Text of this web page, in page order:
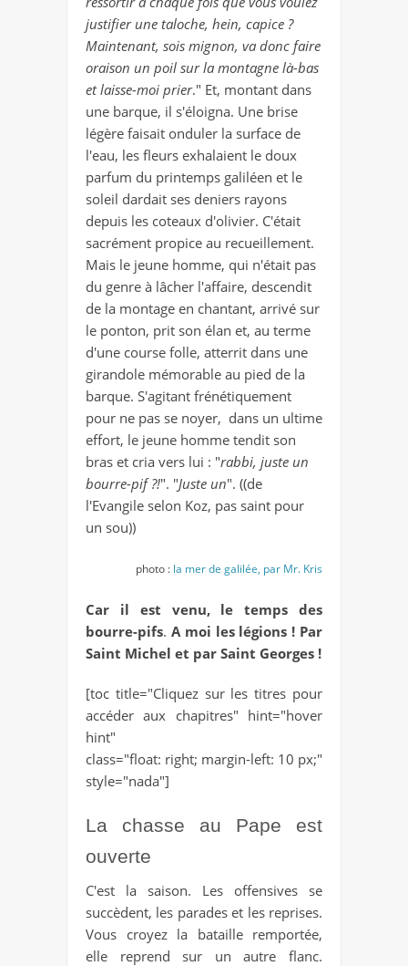
justifier une taloche, hein, capice ?
Maintenant, sois mignon, va donc faire
oraison un poil sur la montagne là-bas
et laisse-moi prier." Et, montant dans
une barque, il s'éloigna. Une brise
légère faisait onduler la surface de
l'eau, les fleurs exhalaient le doux
parfum du printemps galiléen et le
soleil dardait ses deniers rayons
depuis les coteaux d'olivier. C'était
sacrément propice au recueillement.
Mais le jeune homme, qui n'était pas
du genre à lâcher l'affaire, descendit
de la montage en chantant, arrivé sur
le ponton, prit son élan et, au terme
d'une course folle, atterrit dans une
girandole mémorable au pied de la
barque. S'agitant frénétiquement
pour ne pas se noyer, dans un ultime
effort, le jeune homme tendit son
bras et cria vers lui : "rabbi, juste un
bourre-pif ?!". "Juste un". ((de
l'Evangile selon Koz, pas saint pour
un sou))
photo : la mer de galilée, par Mr. Kris
Car il est venu, le temps des
bourre-pifs. A moi les légions ! Par
Saint Michel et par Saint Georges !
[toc title="Cliquez sur les titres pour
accéder aux chapitres" hint="hover
hint"
class="float: right; margin-left: 10 px;"
style="nada"]
La chasse au Pape est
ouverte
C'est la saison. Les offensives se
succèdent, les parades et les reprises.
Vous croyez la bataille remportée,
elle reprend sur un autre flanc.